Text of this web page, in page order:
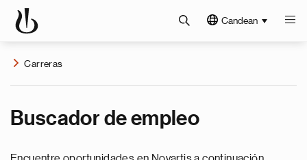
Candean
Carreras
Buscador de empleo